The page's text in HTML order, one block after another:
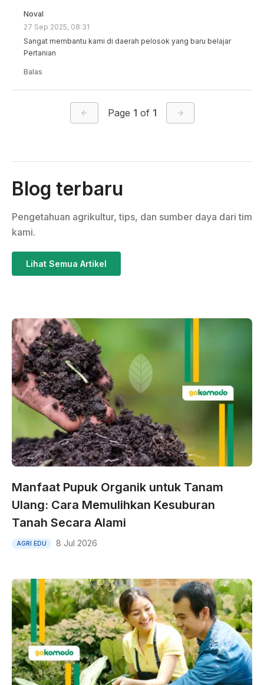
Noval
27 Sep 2025, 08:31
Sangat membantu kami di daerah pelosok yang baru belajar
Pertanian
Balas
Page 1 of 1
Blog terbaru
Pengetahuan agrikultur, tips, dan sumber daya dari tim
kami.
Lihat Semua Artikel
Manfaat Pupuk Organik untuk Tanam
Ulang: Cara Memulihkan Kesuburan
Tanah Secara Alami
AGRI EDU 8 Jul 2026